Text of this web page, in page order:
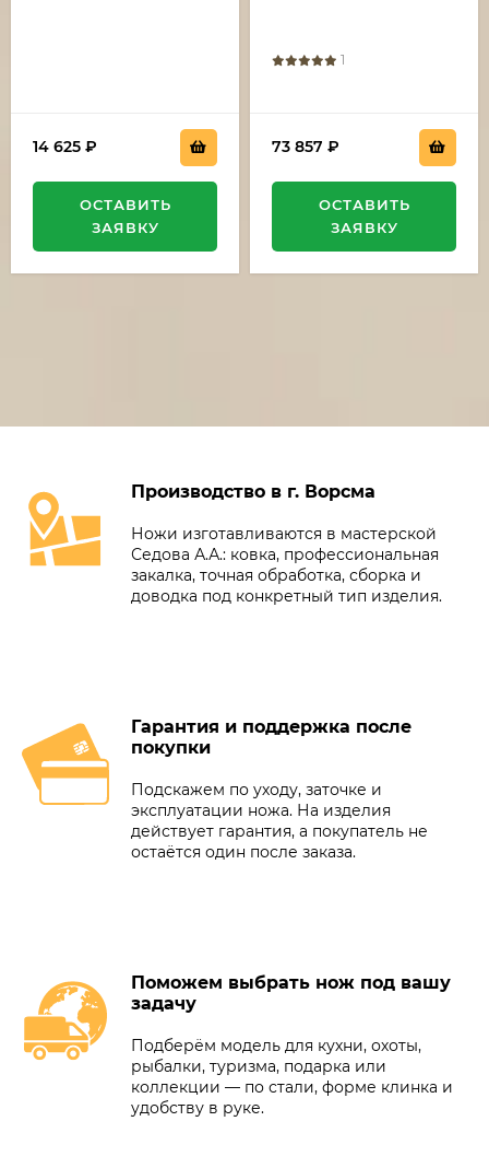
14 625 ₽
ОСТАВИТЬ
ЗАЯВКУ
1
73 857 ₽
ОСТАВИТЬ
ЗАЯВКУ
Производство в г. Ворсма
Ножи изготавливаются в мастерской
Седова А.А.: ковка, профессиональная
закалка, точная обработка, сборка и
доводка под конкретный тип изделия.
Гарантия и поддержка после
покупки
Подскажем по уходу, заточке и
эксплуатации ножа. На изделия
действует гарантия, а покупатель не
остаётся один после заказа.
Поможем выбрать нож под вашу
задачу
Подберём модель для кухни, охоты,
рыбалки, туризма, подарка или
коллекции — по стали, форме клинка и
удобству в руке.